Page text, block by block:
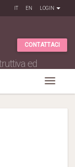
IT EN LOGIN
ed
CONTATTACI